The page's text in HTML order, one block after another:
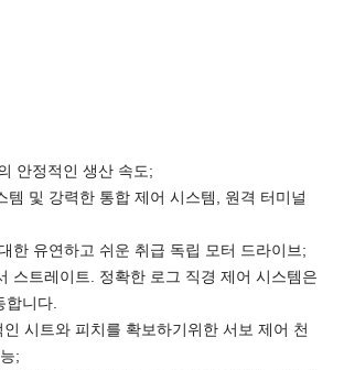
안정적인 생산 속도;
템 및 강력한 통합 제어 시스템, 원격 터미널
한 유연하고 쉬운 취급 독립 모터 드라이브;
스트레이트. 정확한 로그 직경 제어 시스템은
합니다.
시트와 피치를 확보하기위한 서보 제어 천
;